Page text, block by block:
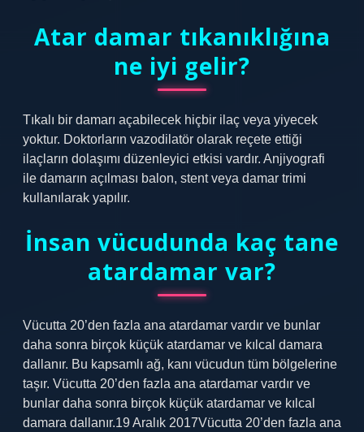
Atar damar tıkanıklığına
ne iyi gelir?
Tıkalı bir damarı açabilecek hiçbir ilaç veya yiyecek
yoktur. Doktorların vazodilatör olarak reçete ettiği
ilaçların dolaşımı düzenleyici etkisi vardır. Anjiyografi
ile damarın açılması balon, stent veya damar trimi
kullanılarak yapılır.
İnsan vücudunda kaç tane
atardamar var?
Vücutta 20’den fazla ana atardamar vardır ve bunlar
daha sonra birçok küçük atardamar ve kılcal damara
dallanır. Bu kapsamlı ağ, kanı vücudun tüm bölgelerine
taşır. Vücutta 20’den fazla ana atardamar vardır ve
bunlar daha sonra birçok küçük atardamar ve kılcal
damara dallanır.19 Aralık 2017Vücutta 20’den fazla ana